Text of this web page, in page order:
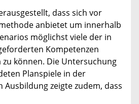
dass sich vor
anbietet um innerhalb
möglichst viele der in
Kompetenzen
können. Die Untersuchung
Planspiele in der
zeigte zudem, dass